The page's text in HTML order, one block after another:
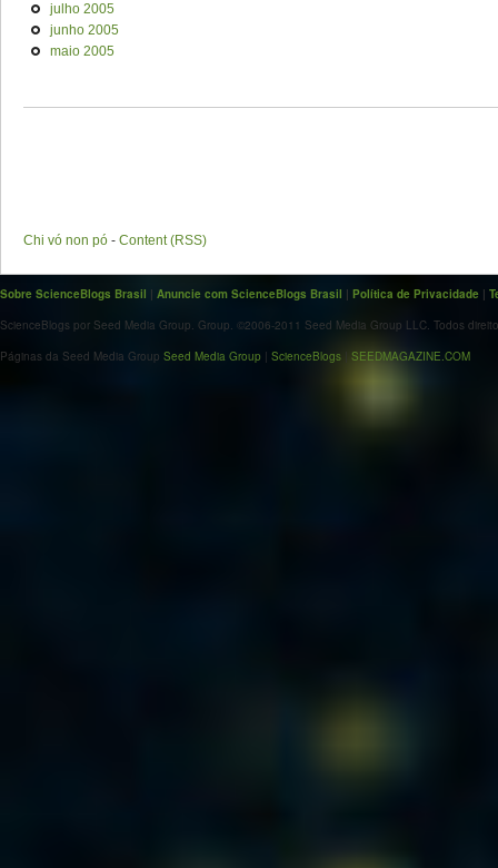
julho 2005
junho 2005
maio 2005
Chi vó non pó - Content (RSS)
Sobre ScienceBlogs Brasil | Anuncie com ScienceBlogs Brasil | Política de Privacidade |
ScienceBlogs por Seed Media Group. Group. ©2006-2011 Seed Media Group LLC. Todos
Páginas da Seed Media Group Seed Media Group | ScienceBlogs SEEDMAGAZINE.COM